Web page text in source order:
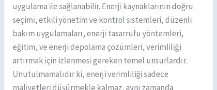
uygulama ile sağlanabilir. Enerji kaynaklarının doğru
seçimi, etkili yönetim ve kontrol sistemleri, düzenli
bakım uygulamaları, enerji tasarrufu yöntemleri,
eğitim, ve enerji depolama çözümleri, verimliliği
artırmak için izlenmesi gereken temel unsurlardır.
Unutulmamalıdır ki, enerji verimliliği sadece
maliyetleri düşürmekle kalmaz, aynı zamanda